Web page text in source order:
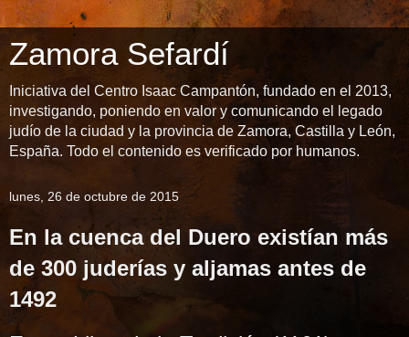
Zamora Sefardí
Iniciativa del Centro Isaac Campantón, fundado en el 2013,
investigando, poniendo en valor y comunicando el legado
judío de la ciudad y la provincia de Zamora, Castilla y León,
España. Todo el contenido es verificado por humanos.
lunes, 26 de octubre de 2015
En la cuenca del Duero existían más
de 300 juderías y aljamas antes de
1492